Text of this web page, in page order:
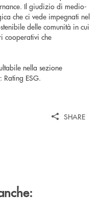
Il giudizio di medio-
che ci vede impegnati nel
delle comunità in cui
cooperativi che
nella sezione
: Rating ESG.
SHARE